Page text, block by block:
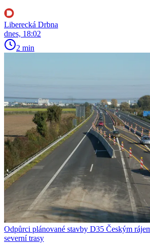
Liberecká Drbna
dnes, 18:02
2 min
Odpůrci plánované stavby D35 Českým
severní trasy